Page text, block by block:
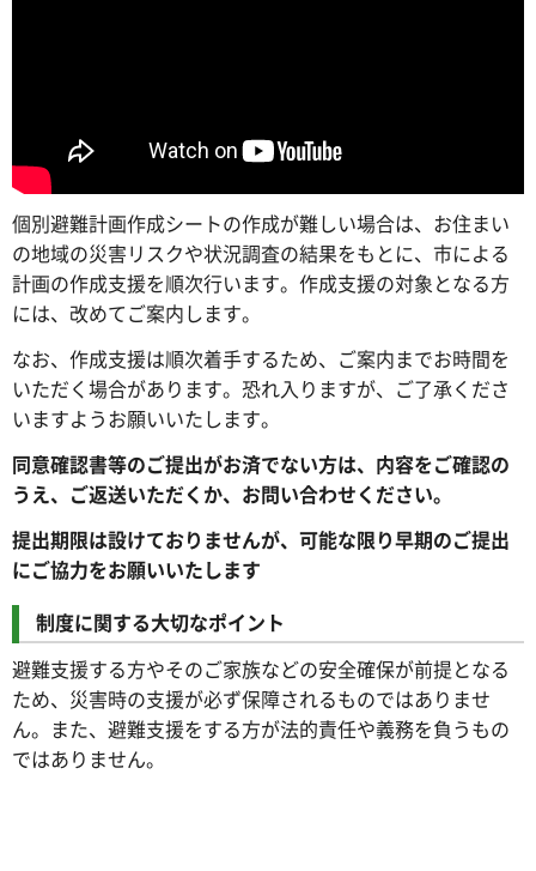
個別避難計画作成シートの作成が難しい場合は、お住まい
の地域の災害リスクや状況調査の結果をもとに、市による
計画の作成支援を順次行います。作成支援の対象となる方
には、改めてご案内します。
なお、作成支援は順次着手するため、ご案内までお時間を
いただく場合があります。恐れ入りますが、ご了承くださ
いますようお願いいたします。
同意確認書等のご提出がお済でない方は、内容をご確認の
うえ、ご返送いただくか、お問い合わせください。
提出期限は設けておりませんが、可能な限り早期のご提出
にご協力をお願いいたします
制度に関する大切なポイント
避難支援する方やそのご家族などの安全確保が前提となる
ため、災害時の支援が必ず保障されるものではありませ
ん。また、避難支援をする方が法的責任や義務を負うもの
ではありません。